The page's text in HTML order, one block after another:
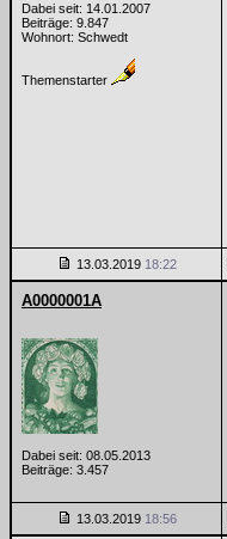
Dabei seit: 14.01.2007
Beiträge: 9.847
Wohnort: Schwedt
Themenstarter
13.03.2019 18:22
A0000001A
Dabei seit: 08.05.2013
Beiträge: 3.457
13.03.2019 18:56